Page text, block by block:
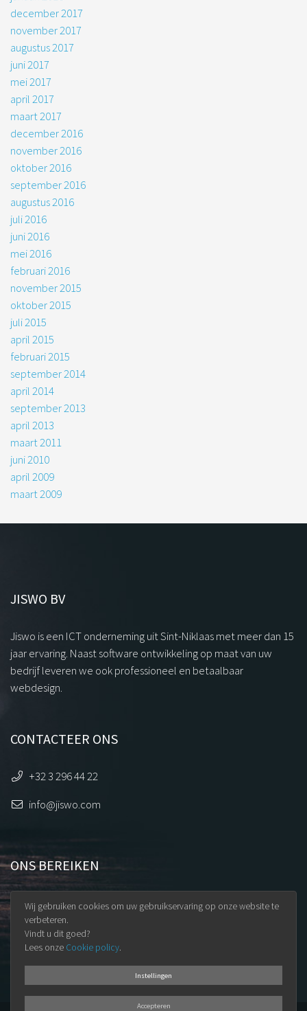
december 2017
november 2017
augustus 2017
juni 2017
mei 2017
april 2017
maart 2017
december 2016
november 2016
oktober 2016
september 2016
augustus 2016
juli 2016
juni 2016
mei 2016
februari 2016
november 2015
oktober 2015
juli 2015
april 2015
februari 2015
september 2014
april 2014
september 2013
april 2013
maart 2011
juni 2010
april 2009
maart 2009
JISWO BV
Jiswo is een ICT onderneming uit Sint-Niklaas met meer dan 15
jaar ervaring. Naast software ontwikkeling op maat van uw
bedrijf leveren we ook professioneel en betaalbaar
webdesign.
CONTACTEER ONS
+32 3 296 44 22
info@jiswo.com
ONS BEREIKEN
Uilenstraat 32
9100 Sint-Niklaas
BTW BE 0891.345.965
Wij gebruiken cookies om uw gebruikservaring op onze website te
verbeteren.
Vindt u dit goed?
Lees onze Cookie policy.
Instellingen
Accepteren